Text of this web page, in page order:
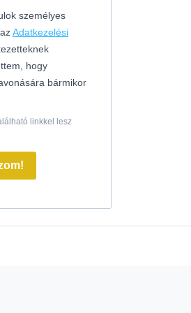
személyes
Adatkezelési
hogy
bármikor
linkkel lesz